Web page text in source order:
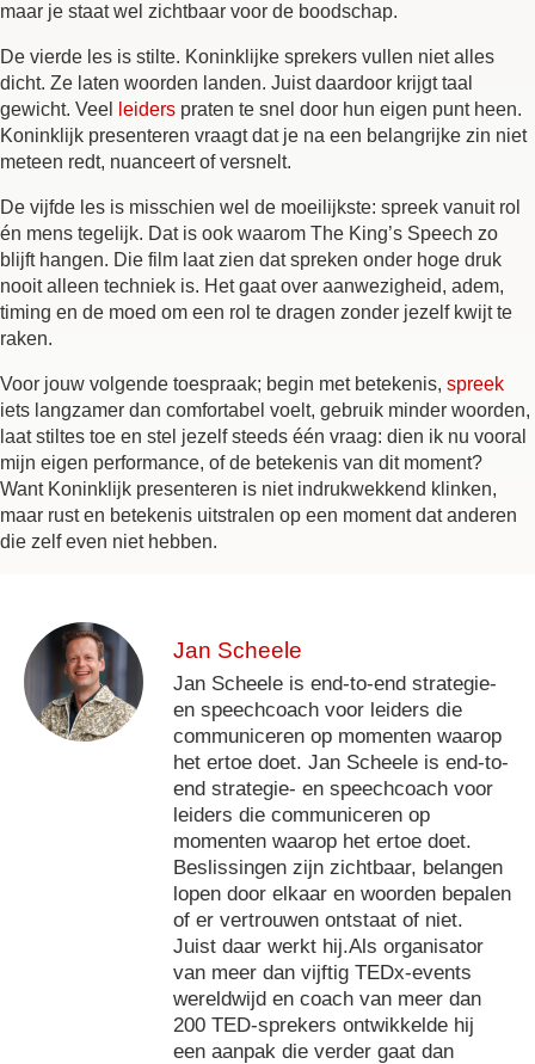
maar je staat wel zichtbaar voor de boodschap.
De vierde les is stilte. Koninklijke sprekers vullen niet alles
dicht. Ze laten woorden landen. Juist daardoor krijgt taal
gewicht. Veel
leiders praten te snel door hun eigen punt heen.
Koninklijk presenteren vraagt dat je na een belangrijke zin niet
meteen redt, nuanceert of versnelt.
De vijfde les is misschien wel de moeilijkste: spreek vanuit rol
én mens tegelijk. Dat is ook waarom The King’s Speech zo
blijft hangen. Die film laat zien dat spreken onder hoge druk
nooit alleen techniek is. Het gaat over aanwezigheid, adem,
timing en de moed om een rol te dragen zonder jezelf kwijt te
raken.
Voor jouw volgende toespraak; begin met betekenis, spreek
iets langzamer dan comfortabel voelt, gebruik minder woorden,
laat stiltes toe en stel jezelf steeds één vraag: dien ik nu vooral
mijn eigen performance, of de betekenis van dit moment?
Want Koninklijk presenteren is niet indrukwekkend klinken,
maar rust en betekenis uitstralen op een moment dat anderen
die zelf even niet hebben.
Jan Scheele
Jan Scheele is end-to-end strategie-
en speechcoach voor leiders die
communiceren op momenten waarop
het ertoe doet. Jan Scheele is end-to-
end strategie- en speechcoach voor
leiders die communiceren op
momenten waarop het ertoe doet.
Beslissingen zijn zichtbaar, belangen
lopen door elkaar en woorden bepalen
of er vertrouwen ontstaat of niet.
Juist daar werkt hij.Als organisator
van meer dan vijftig TEDx-events
wereldwijd en coach van meer dan
200 TED-sprekers ontwikkelde hij
een aanpak die verder gaat dan